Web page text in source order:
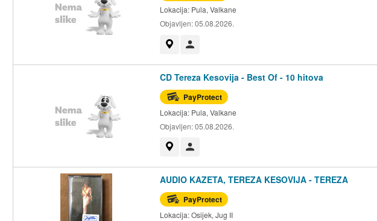
Lokacija: Pula, Valkane
Objavljen:05.08.2026.
CD Tereza Kesovija - Best Of - 10 hitova
PayProtect
Lokacija: Pula, Valkane
Objavljen:05.08.2026.
AUDIO KAZETA, TEREZA KESOVIJA - TEREZA
PayProtect
Lokacija:Osijek, Jug II